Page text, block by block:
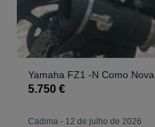
Yamaha FZ1 -N Como Nova
5.750 €
Cadima - 12 de julho de 2026